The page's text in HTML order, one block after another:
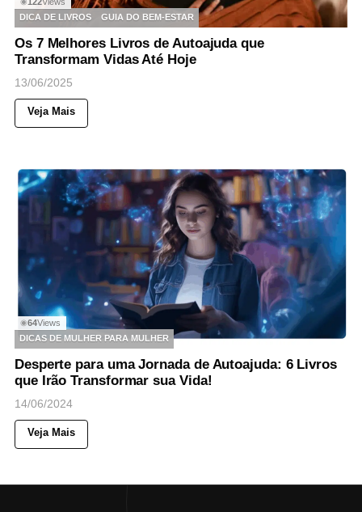
DICA DE LIVROS
GUIA DO BEM-ESTAR
Os 7 Melhores Livros de Autoajuda que
Transformam Vidas Até Hoje
13/06/2025
Veja Mais
◉64Views
DICAS DE MULHER PARA MULHER
Desperte para uma Jornada de Autoajuda: 6 Livros
que Irão Transformar sua Vida!
14/06/2024
Veja Mais